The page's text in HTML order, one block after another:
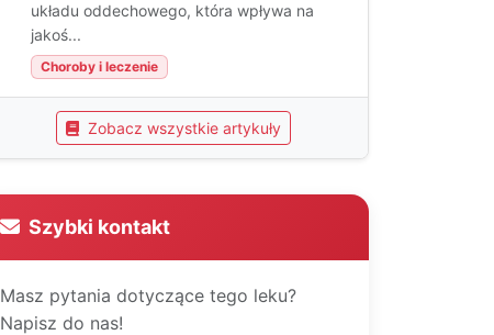
układu oddechowego, która wpływa na
jakoś...
Choroby i leczenie
Zobacz wszystkie artykuły
Szybki kontakt
Masz pytania dotyczące tego leku?
Napisz do nas!